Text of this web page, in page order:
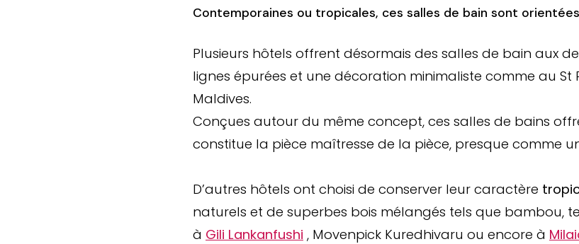
Contemporaines ou tropicales, ces salles de bain sont
Plusieurs hôtels offrent désormais des salles de bain aux
lignes épurées et une décoration minimaliste comme au St
Maldives.
Conçues autour du même concept, ces salles de bains
constitue la pièce maîtresse de la pièce, presque comme
D’autres hôtels ont choisi de conserver leur caractère
naturels et de superbes bois mélangés tels que bambou,
à Gili Lankanfushi , Movenpick Kuredhivaru ou encore à